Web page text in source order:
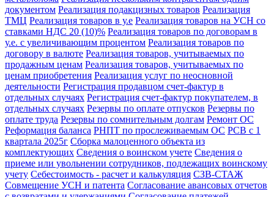
документом Реализация подакцизных товаров Реализация
ТМЦ Реализация товаров в у.е Реализация товаров на УСН со
ставками НДС 20 (10)% Реализация товаров по договорам в
у.е. с увеличивающим процентом Реализация товаров по
договору в валюте Реализация товаров, учитываемых по
продажным ценам Реализация товаров, учитываемых по
ценам приобретения Реализация услуг по неосновной
деятельности Регистрация продавцом счет-фактур в
отдельных случаях Регистрация счет-фактур покупателем, в
отдельных случаях Резервы по оплате отпусков Резервы по
оплате труда Резервы по сомнительным долгам Ремонт ОС
Реформация баланса РНПТ по прослеживаемым ОС РСВ с 1
квартала 2025г Сборка малоценного объекта из
комплектующих Сведения о воинском учете Сведения о
приеме или увольнении сотрудников, подлежащих воинскому
учету Себестоимость - расчет и калькуляция СЗВ-СТАЖ
Совмещение УСН и патента Согласование авансовых отчетов